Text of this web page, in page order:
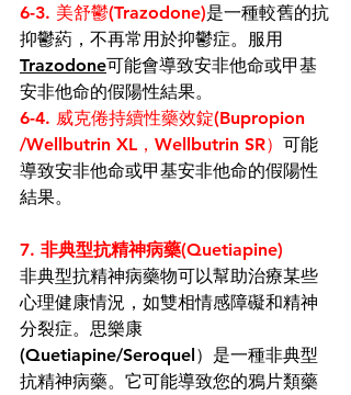
6-3. 美舒鬱(Trazodone)是一種較舊的抗
抑鬱葯，不再常用於抑鬱症。服用
Trazodone可能會導致安非他命或甲基
安非他命的假陽性結果。
6-4. 威克倦持續性藥效錠(Bupropion
/Wellbutrin XL，Wellbutrin SR） 可能
導致安非他命或甲基安非他命的假陽性
結果。
7. 非典型抗精神病藥(Quetiapine)
非典型抗精神病藥物可以幫助治療某些
心理健康情況，如雙相情感障礙和精神
分裂症。思樂康
(Quetiapine/Seroquel）是一種非典型
抗精神病藥。它可能導致您的鴉片類藥